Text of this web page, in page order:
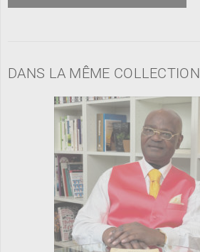
DANS LA MÊME COLLECTION